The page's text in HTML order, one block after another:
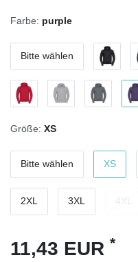
Farbe: purple
Bitte wählen
Größe: XS
Bitte wählen XS
2XL 3XL
11,43 EUR *